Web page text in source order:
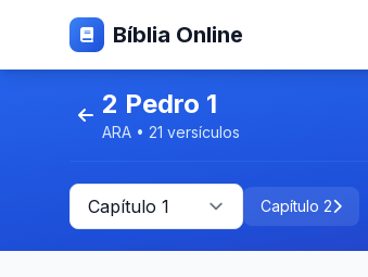
Bíblia Online
2 Pedro 1
ARA • 21 versículos
Capítulo 2